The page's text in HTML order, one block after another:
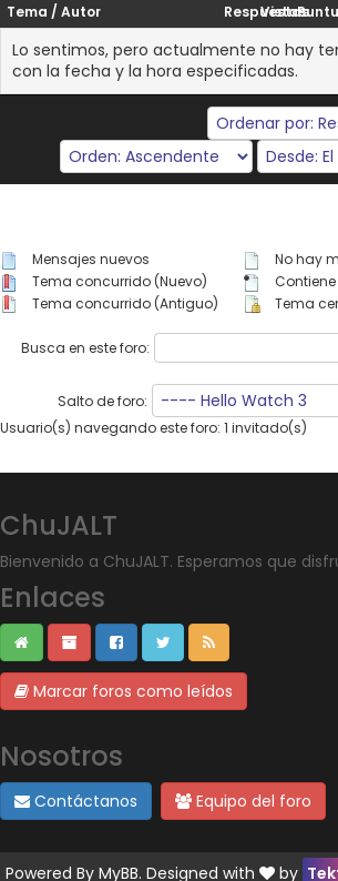
Tema / Autor Respuestas
Vistas
Lo sentimos, pero actualmente no hay
con la fecha y la hora especificadas.
Mensajes nuevos
Tema concurrido (Nuevo)
Tema concurrido (Antiguo)
No hay
Tema
Busca en este foro:
Salto de foro:
Usuario(s) navegando este foro: 1 invitado(s)
ChuJALT
Bienvenido a ChuJALT. Esperamos que
Enlaces
Marcar foros como leídos
Nosotros
Contáctanos Equipo del foro
Powered By MyBB. Designed with by